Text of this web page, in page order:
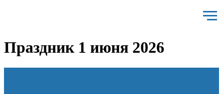
Праздник 1 июня 2026